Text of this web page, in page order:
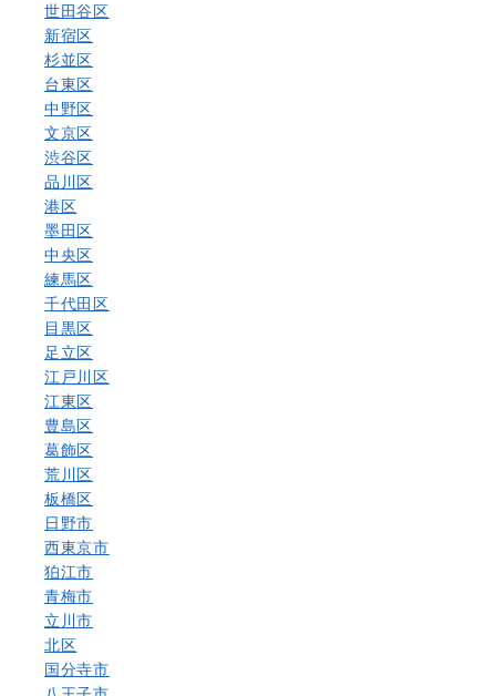
世田谷区
新宿区
杉並区
台東区
中野区
文京区
渋谷区
品川区
港区
墨田区
中央区
練馬区
千代田区
目黒区
足立区
江戸川区
江東区
豊島区
葛飾区
荒川区
板橋区
日野市
西東京市
狛江市
青梅市
立川市
北区
国分寺市